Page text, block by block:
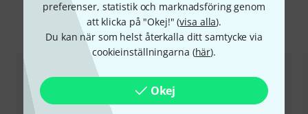
preferenser, statistik och marknadsföring genom
att klicka på "Okej!" (visa alla).
Du kan när som helst återkalla ditt samtycke via
cookieinställningarna (här).
Okej
Jämför alternativ